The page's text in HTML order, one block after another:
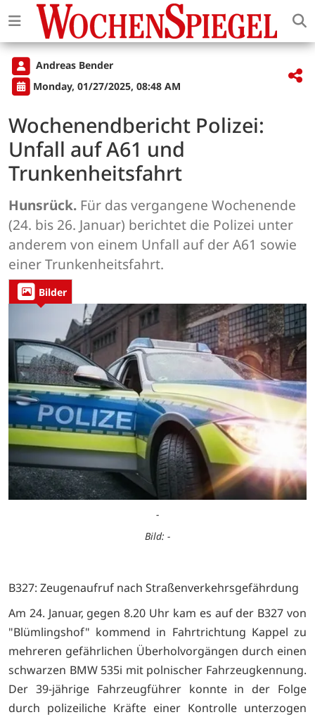
Andreas Bender
Monday, 01/27/2025, 08:48 AM
Wochenendbericht Polizei:
Unfall auf A61 und
Trunkenheitsfahrt
Hunsrück. Für das vergangene Wochenende
(24. bis 26. Januar) berichtet die Polizei unter
anderem von einem Unfall auf der A61 sowie
einer Trunkenheitsfahrt.
Bilder
-
Bild: -
B327: Zeugenaufruf nach Straßenverkehrsgefährdung
Am 24. Januar, gegen 8.20 Uhr kam es auf der B327 von
"Blümlingshof" kommend in Fahrtrichtung Kappel zu
mehreren gefährlichen Überholvorgängen durch einen
schwarzen BMW 535i mit polnischer Fahrzeugkennung.
Der 39-jährige Fahrzeugführer konnte in der Folge
durch polizeiliche Kräfte einer Kontrolle unterzogen